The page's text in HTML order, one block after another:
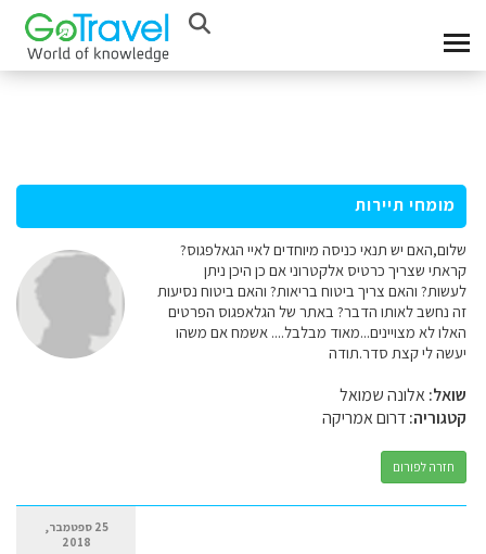
מומחי תיירות
שלום,האם יש תנאי כניסה מיוחדים לאיי הגאלפגוס?
קראתי שצריך כרטיס אלקטרוני אם כן היכן ניתן
לעשות? והאם צריך ביטוח בריאות? והאם ביטוח נסיעות
זה נחשב לאותו הדבר? באתר של הגלאפגוס הפרטים
האלו לא מצויינים...מאוד מבלבל.... אשמח אם משהו
יעשה לי קצת סדר.תודה
שואל:אלונה שמואל
קטגוריה:דרום אמריקה
חזרה לפורום
25 ספטמבר,
2018